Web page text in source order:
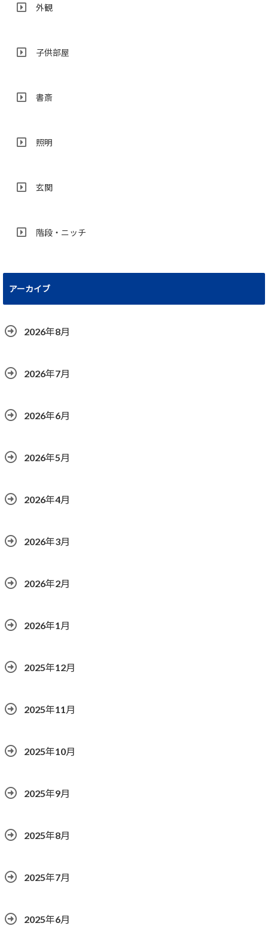
外観
子供部屋
書斎
照明
玄関
階段・ニッチ
アーカイブ
2026年8月
2026年7月
2026年6月
2026年5月
2026年4月
2026年3月
2026年2月
2026年1月
2025年12月
2025年11月
2025年10月
2025年9月
2025年8月
2025年7月
2025年6月